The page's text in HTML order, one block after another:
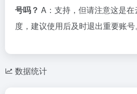
号吗？ A：支持，但请注意这是
度，建议使用后及时退出重要账号。
数据统计